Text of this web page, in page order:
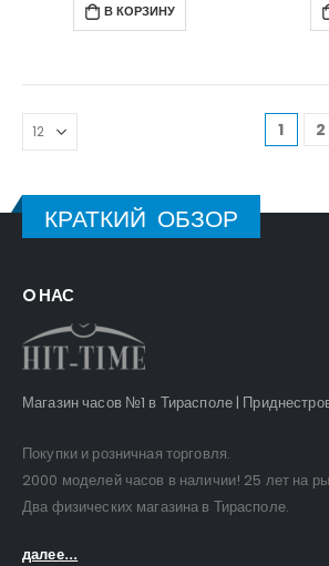
В КОРЗИНУ
1 2
КРАТКИЙ ОБЗОР
O НАС
Магазин часов №1 в Тирасполе |
Покупки и розничная торговля.
2000 моделей часов в наличии! 25 лет на
Два физических магазина в Тирасполе.
далее...